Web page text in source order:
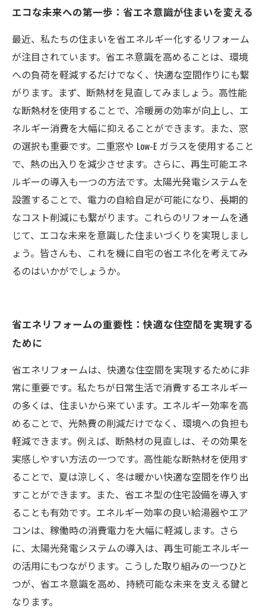
省エネ意識を高めるための住まい見直しステッ
プ
意識改革：省エネリフォームで持続可能な未来
を築こう
あなたの家もエコに！省エネリフォームでエコ
ライフを実現
エコな未来への第一歩：省エネ意識が住まいを変える
最近、私たちの住まいを省エネルギー化するリフォーム
が注目されています。省エネ意識を高めることは、環境
への負荷を軽減するだけでなく、快適な空間作りにも繋
がります。まず、断熱材を見直してみましょう。高性能
な断熱材を使用することで、冷暖房の効率が向上し、エ
ネルギー消費を大幅に抑えることができます。また、窓
の選択も重要です。二重窓や Low-E ガラスを使用すること
で、熱の出入りを減少させます。さらに、再生可能エネ
ルギーの導入も一つの方法です。太陽光発電システムを
設置することで、電力の自給自足が可能になり、長期的
なコスト削減にも繋がります。これらのリフォームを通
じて、エコな未来を意識した住まいづくりを実現しまし
ょう。皆さんも、これを機に自宅の省エネ化を考えてみ
るのはいかがでしょうか。
省エネリフォームの重要性：快適な住空間を実現する
ために
省エネリフォームは、快適な住空間を実現するために非
常に重要です。私たちが日常生活で消費するエネルギー
の多くは、住まいから来ています。エネルギー効率を高
めることで、光熱費の削減だけでなく、環境への負担も
軽減できます。例えば、断熱材の見直しは、その効果を
実感しやすい方法の一つです。高性能な断熱材を使用す
ることで、夏は涼しく、冬は暖かい快適な空間を作り出
すことができます。また、省エネ型の住宅設備を導入す
ることも有効です。エネルギー効率の良い給湯器やエア
コンは、稼働時の消費電力を大幅に軽減します。さら
に、太陽光発電システムの導入は、再生可能エネルギー
の活用にもつながります。こうした取り組みの一つひと
つが、省エネ意識を高め、持続可能な未来を支える鍵と
なります。